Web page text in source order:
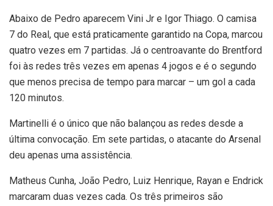
Abaixo de Pedro aparecem Vini Jr e Igor Thiago. O camisa
7 do Real, que está praticamente garantido na Copa, marcou
quatro vezes em 7 partidas. Já o centroavante do Brentford
foi às redes três vezes em apenas 4 jogos e é o segundo
que menos precisa de tempo para marcar – um gol a cada
120 minutos.
Martinelli é o único que não balançou as redes desde a
última convocação. Em sete partidas, o atacante do Arsenal
deu apenas uma assistência.
Matheus Cunha, João Pedro, Luiz Henrique, Rayan e Endrick
marcaram duas vezes cada. Os três primeiros são